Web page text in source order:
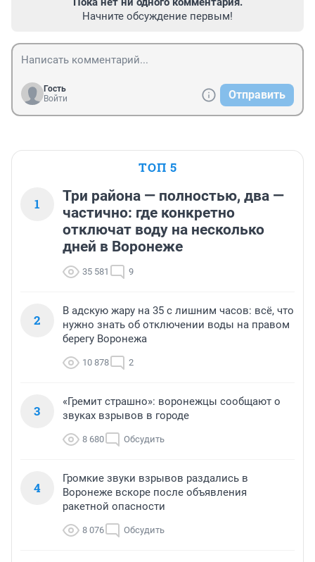
Начните обсуждение первым!
Гость
Войти
Отправить
ТОП 5
1
Три района — полностью, два —
частично: где конкретно
отключат воду на несколько
дней в Воронеже
35 581 9
2
В адскую жару на 35 с лишним часов: всё, что
нужно знать об отключении воды на правом
берегу Воронежа
10 878 2
3
«Гремит страшно»: воронежцы сообщают о
звуках взрывов в городе
8 680 Обсудить
4
Громкие звуки взрывов раздались в
Воронеже вскоре после объявления
ракетной опасности
8 076 Обсудить